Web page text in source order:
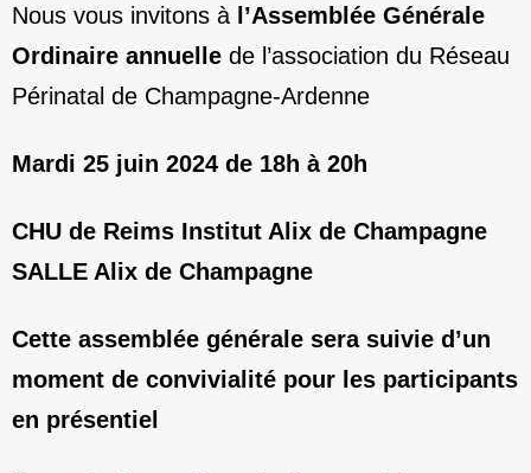
Nous vous invitons à l’Assemblée Générale
Ordinaire annuelle de l’association du Réseau
Périnatal de Champagne-Ardenne
Mardi 25 juin 2024 de 18h à 20h
CHU de Reims Institut Alix de Champagne
SALLE Alix de Champagne
Cette assemblée générale sera suivie d’un
moment de convivialité pour les participants
en présentiel